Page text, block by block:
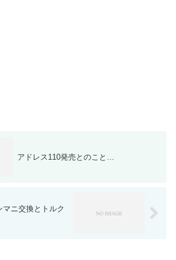
アドレス110発売とのこと…
ニ交換とトルク